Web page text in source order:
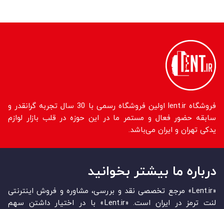
فروشگاه lent.ir اولین فروشگاه رسمی با 30 سال تجربه گرانقدر و
سابقه حضور فعال و مستمر ما در این حوزه در قلب بازار لوازم
یدکی تهران و ایران می‌باشد.
درباره ما بیشتر بخوانید
«Lent.ir» مرجع تخصصی نقد و بررسی، مشاوره و فروش اینترنتی
لنت ترمز در ایران است. «Lent.ir» با در اختیار داشتن سهم